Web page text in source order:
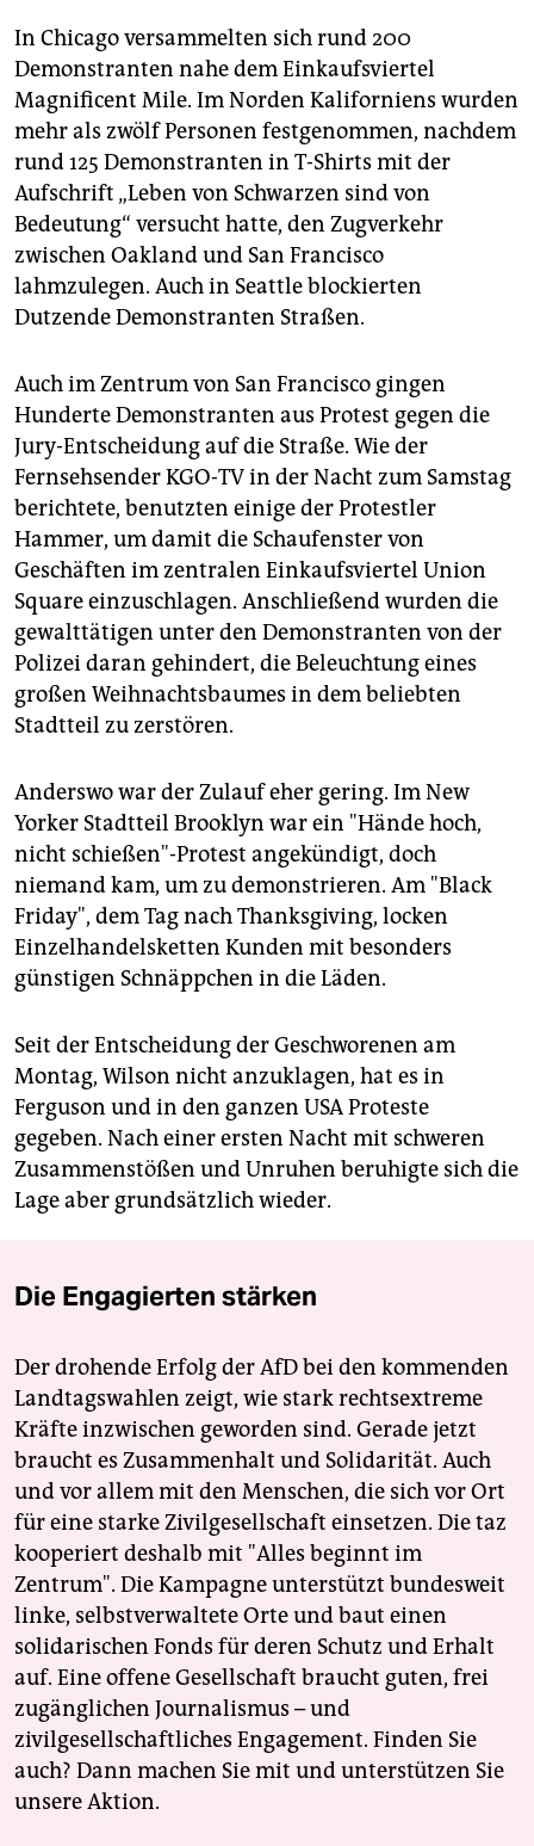
In Chicago versammelten sich rund 200
Demonstranten nahe dem Einkaufsviertel
Magnificent Mile. Im Norden Kaliforniens wurden
mehr als zwölf Personen festgenommen, nachdem
rund 125 Demonstranten in T-Shirts mit der
Aufschrift „Leben von Schwarzen sind von
Bedeutung“ versucht hatte, den Zugverkehr
zwischen Oakland und San Francisco
lahmzulegen. Auch in Seattle blockierten
Dutzende Demonstranten Straßen.
Auch im Zentrum von San Francisco gingen
Hunderte Demonstranten aus Protest gegen die
Jury-Entscheidung auf die Straße. Wie der
Fernsehsender KGO-TV in der Nacht zum Samstag
berichtete, benutzten einige der Protestler
Hammer, um damit die Schaufenster von
Geschäften im zentralen Einkaufsviertel Union
Square einzuschlagen. Anschließend wurden die
gewalttätigen unter den Demonstranten von der
Polizei daran gehindert, die Beleuchtung eines
großen Weihnachtsbaumes in dem beliebten
Stadtteil zu zerstören.
Anderswo war der Zulauf eher gering. Im New
Yorker Stadtteil Brooklyn war ein "Hände hoch,
nicht schießen"-Protest angekündigt, doch
niemand kam, um zu demonstrieren. Am "Black
Friday", dem Tag nach Thanksgiving, locken
Einzelhandelsketten Kunden mit besonders
günstigen Schnäppchen in die Läden.
Seit der Entscheidung der Geschworenen am
Montag, Wilson nicht anzuklagen, hat es in
Ferguson und in den ganzen USA Proteste
gegeben. Nach einer ersten Nacht mit schweren
Zusammenstößen und Unruhen beruhigte sich die
Lage aber grundsätzlich wieder.
Die Engagierten stärken
Der drohende Erfolg der AfD bei den kommenden
Landtagswahlen zeigt, wie stark rechtsextreme
Kräfte inzwischen geworden sind. Gerade jetzt
braucht es Zusammenhalt und Solidarität. Auch
und vor allem mit den Menschen, die sich vor Ort
für eine starke Zivilgesellschaft einsetzen. Die taz
kooperiert deshalb mit "Alles beginnt im
Zentrum". Die Kampagne unterstützt bundesweit
linke, selbstverwaltete Orte und baut einen
solidarischen Fonds für deren Schutz und Erhalt
auf. Eine offene Gesellschaft braucht guten, frei
zugänglichen Journalismus – und
zivilgesellschaftliches Engagement. Finden Sie
auch? Dann machen Sie mit und unterstützen Sie
unsere Aktion.